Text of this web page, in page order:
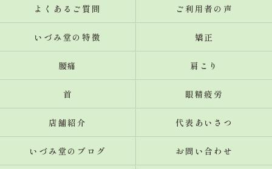
よくあるご質問 ご利用者の声
いづみ堂の特徴 矯正
腰痛 肩こり
首 眼精疲労
店舗紹介 代表あいさつ
いづみ堂のブログ お問い合わせ